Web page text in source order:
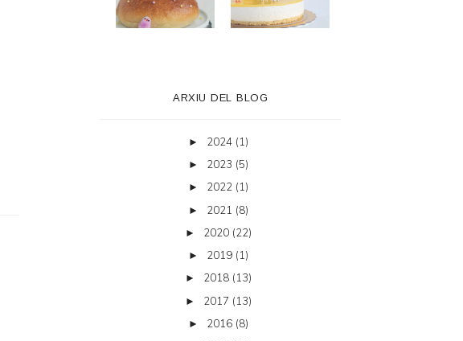
ARXIU DEL BLOG
► 2024 (1)
► 2023 (5)
► 2022 (1)
► 2021 (8)
► 2020 (22)
► 2019 (1)
► 2018 (13)
► 2017 (13)
► 2016 (8)